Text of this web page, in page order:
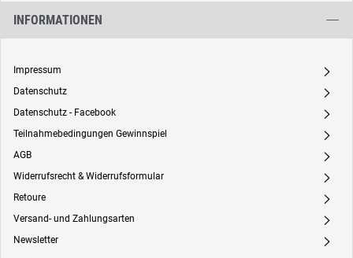
INFORMATIONEN
Impressum A
Datenschutz A
Datenschutz - Facebook A
Teilnahmebedingungen Gewinnspiel A
AGB A
Widerrufsrecht & Widerrufsformular A
Retoure A
Versand- und Zahlungsarten A
Newsletter A